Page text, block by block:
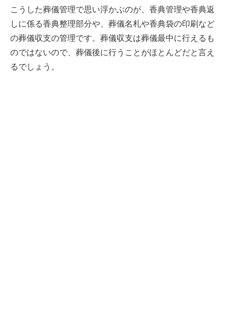
こうした葬儀管理で思い浮かぶのが、香典管理や香典返
しに係る香典整理部分や、葬儀名札や香典袋の印刷など
の葬儀収支の管理です。葬儀収支は葬儀最中に行えるも
のではないので、葬儀後に行うことがほとんどだと言え
るでしょう。